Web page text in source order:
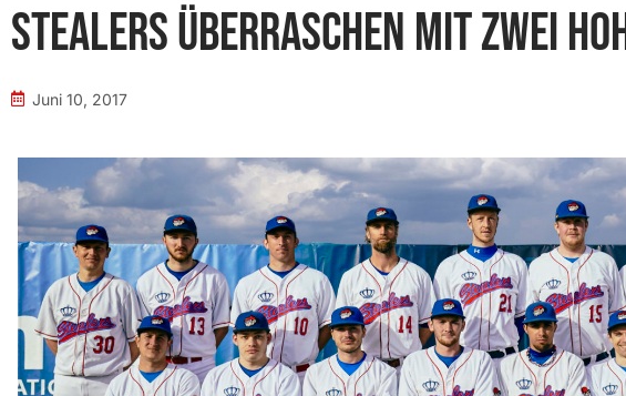
Stealers überraschen mit zwei
Juni 10, 2017